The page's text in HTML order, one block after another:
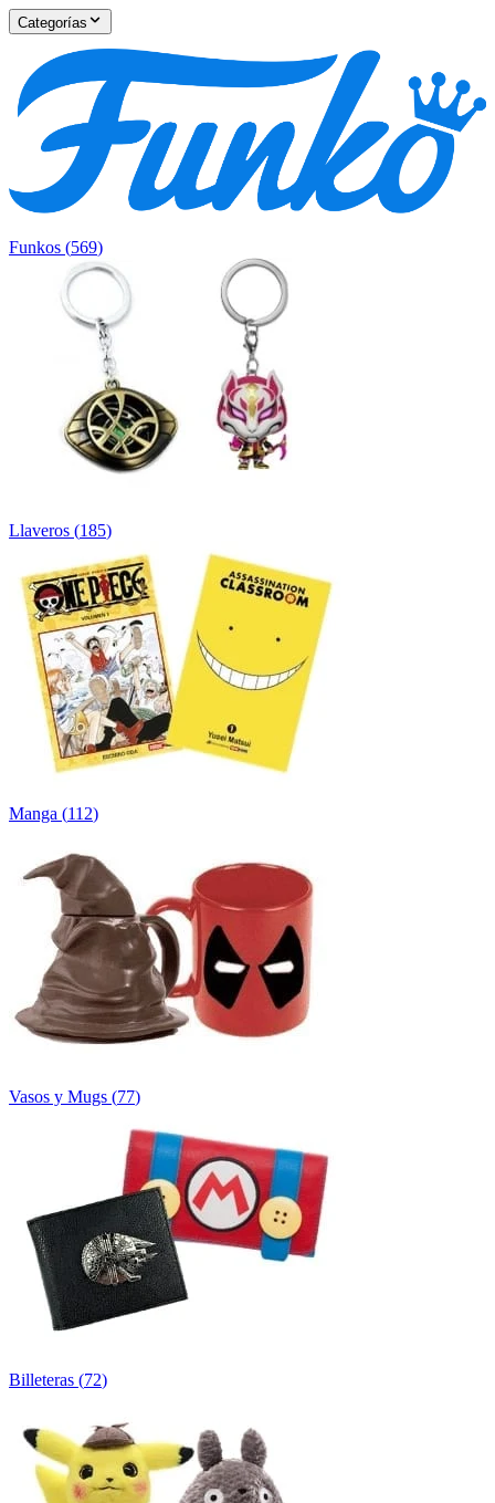
Categorías
Funkos (569)
Llaveros (185)
Manga (112)
Vasos y Mugs (77)
Billeteras (72)